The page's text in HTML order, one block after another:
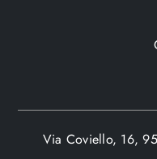
Via Coviello, 16,